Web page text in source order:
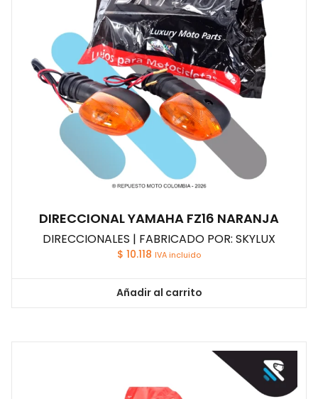
DIRECCIONAL YAMAHA FZ16 NARANJA
DIRECCIONALES | FABRICADO POR: SKYLUX
$ 10.118 IVA incluido
Añadir al carrito